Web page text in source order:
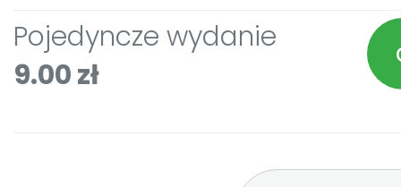
Pojedyncze wydanie
9.00 zł